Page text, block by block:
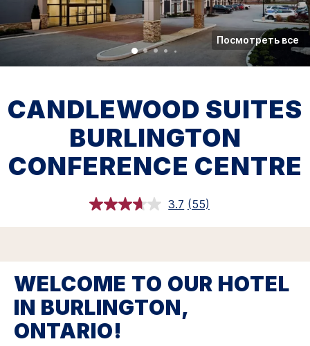
Посмотреть все
CANDLEWOOD SUITES
BURLINGTON
CONFERENCE CENTRE
3.7 Прочитали
обзора.
в
этом
окне.
(55)
WELCOME TO OUR HOTEL
IN BURLINGTON,
ONTARIO!